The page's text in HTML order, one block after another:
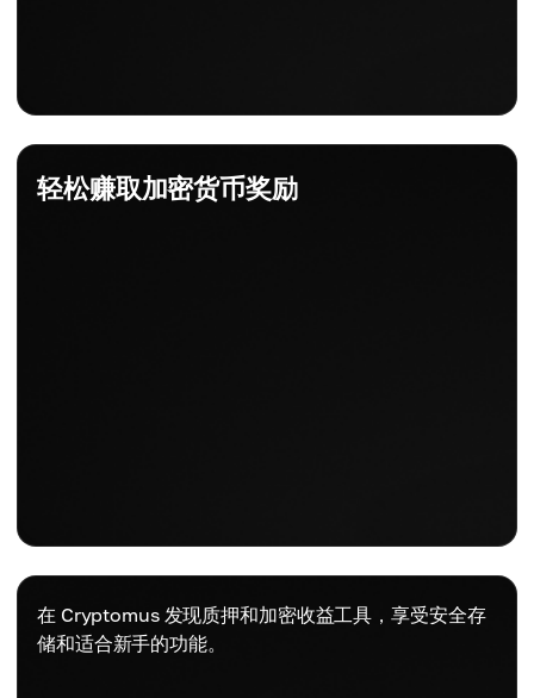
轻松赚取加密货币奖励
在 Cryptomus 发现质押和加密收益工具，享受安全存
储和适合新手的功能。